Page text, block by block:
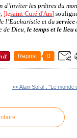
les prêtres du
[lesaint Curé d'Ars]
l’Eucharistie et du
de Dieu,le temps et le lieu
Repost 0
<< Alain Soral : "Le monde